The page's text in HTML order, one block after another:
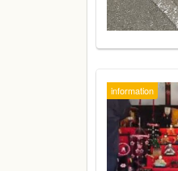
information